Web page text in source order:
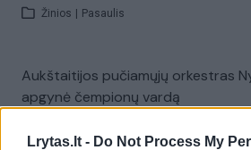
Lrytas.lt - Do Not Process My
Žinios Pasaulis
Aukštaitijos pučiamųjų orkestras
apgynė čempionų vardą